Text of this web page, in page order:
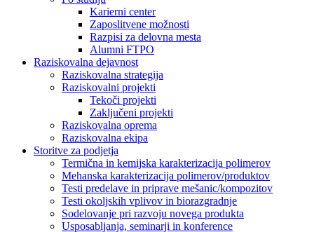
Karierni center
Zaposlitvene možnosti
Razpisi za delovna mesta
Alumni FTPO
Raziskovalna dejavnost
Raziskovalna strategija
Raziskovalni projekti
Tekoči projekti
Zaključeni projekti
Raziskovalna oprema
Raziskovalna ekipa
Storitve za podjetja
Termična in kemijska karakterizacija polimerov
Mehanska karakterizacija polimerov/produktov
Testi predelave in priprave mešanic/kompozitov
Testi okoljskih vplivov in biorazgradnje
Sodelovanje pri razvoju novega produkta
Usposabljanja, seminarji in konference